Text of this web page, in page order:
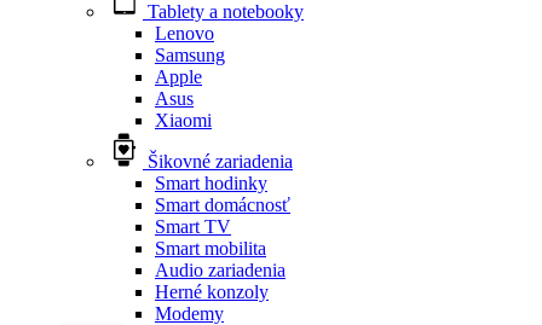
Tablety a notebooky
Lenovo
Samsung
Apple
Asus
Xiaomi
Šikovné zariadenia
Smart hodinky
Smart domácnosť
Smart TV
Smart mobilita
Audio zariadenia
Herné konzoly
Modemy